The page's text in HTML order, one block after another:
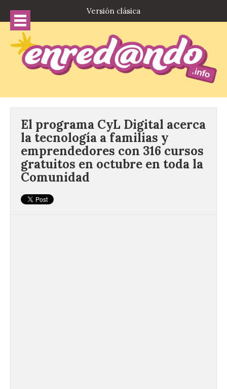
Versión clásica
El programa CyL Digital acerca
la tecnología a familias y
emprendedores con 316 cursos
gratuitos en octubre en toda la
Comunidad